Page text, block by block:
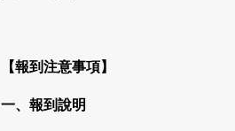
【報到注意事項】
一、報到說明